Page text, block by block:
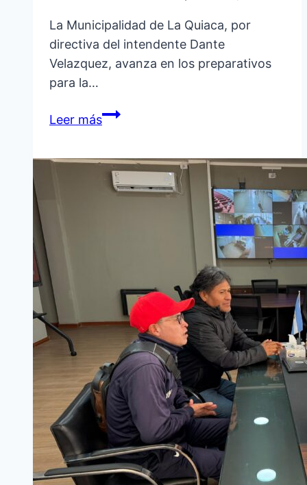
La Municipalidad de La Quiaca, por
directiva del intendente Dante
Velazquez, avanza en los preparativos
para la…
Leer másREFUERZAN
LIMPIEZA
EN